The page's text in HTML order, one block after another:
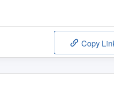
Copy